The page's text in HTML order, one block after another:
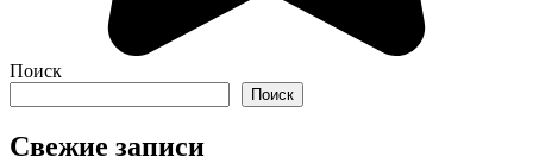
Поиск
Поиск
Свежие записи